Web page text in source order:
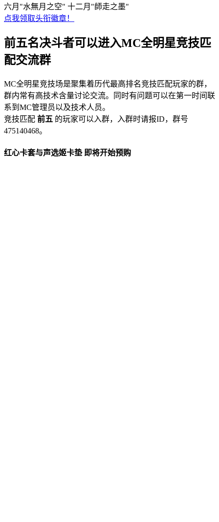
六月"水無月之空" 十二月"師走之墨"
点我领取头衔徽章！
前五名决斗者可以进入MC全明星竞技匹
配交流群
MC全明星竞技场是聚集着历代最高排名竞技匹配玩家的群，
群内常有高技术含量讨论交流。同时有问题可以在第一时间联
系到MC管理员以及技术人员。
竞技匹配 前五 的玩家可以入群，入群时请报ID，群号
475140468。
红心卡套与声选姬卡垫 即将开始预购